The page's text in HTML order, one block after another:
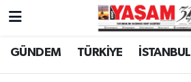
GÜNDEM TÜRKİYE İSTANBUL